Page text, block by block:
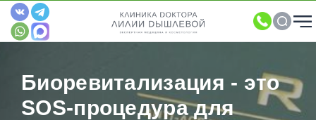
Биоревитализация - это
SOS-процедура для